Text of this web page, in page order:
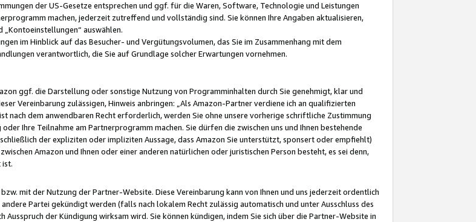
der US-Gesetze entsprechen und ggf. für die Waren, Software, Technologie und Leistungen
machen, jederzeit zutreffend und vollständig sind. Sie können Ihre Angaben aktualisieren,
auswählen.
im Hinblick auf das Besucher- und Vergütungsvolumen, das Sie im Zusammenhang mit dem
verantwortlich, die Sie auf Grundlage solcher Erwartungen vornehmen.
ggf. die Darstellung oder sonstige Nutzung von Programminhalten durch Sie genehmigt, klar und
Vereinbarung zulässigen, Hinweis anbringen: „Als Amazon-Partner verdiene ich an qualifizierten
nach dem anwendbaren Recht erforderlich, werden Sie ohne unsere vorherige schriftliche Zustimmung
Ihre Teilnahme am Partnerprogramm machen. Sie dürfen die zwischen uns und Ihnen bestehende
der expliziten oder impliziten Aussage, dass Amazon Sie unterstützt, sponsert oder empfiehlt)
Amazon und Ihnen oder einer anderen natürlichen oder juristischen Person besteht, es sei denn,
ist.
mit der Nutzung der Partner-Website. Diese Vereinbarung kann von Ihnen und uns jederzeit ordentlich
Partei gekündigt werden (falls nach lokalem Recht zulässig automatisch und unter Ausschluss des
der Kündigung wirksam wird. Sie können kündigen, indem Sie sich über die Partner-Website in